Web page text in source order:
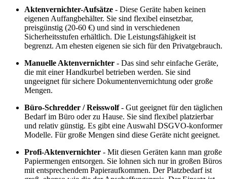
Aktenvernichter-Aufsätze - Diese Geräte haben keinen
eigenen Auffangbehälter. Sie sind flexibel einsetzbar,
preisgünstig (20-60 €) und sind in verschiedenen
Sicherheitsstufen erhältlich. Die Leistungsfähigkeit ist
begrenzt. Am ehesten eigenen sie sich für den Privatgebrauch.
Manuelle Aktenvernichter - Das sind sehr einfache Geräte,
die mit einer Handkurbel betrieben werden. Sie sind
ungeeignet für sichere Dokumentenvernichtung oder große
Mengen.
Büro-Schredder / Reisswolf- Gut geeignet für den täglichen
Bedarf im Büro oder zu Hause. Sie sind flexibel platzierbar
und relativ günstig. Es gibt eine Auswahl DSGVO-konformer
Modelle. Für große Mengen sind diese Geräte nicht geeignet.
Profi-Aktenvernichter - Mit diesen Geräten kann man große
Papiermengen entsorgen. Sie lohnen sich nur in großen Büros
mit entsprechendem Papieraufkommen. Der Platzbedarf ist